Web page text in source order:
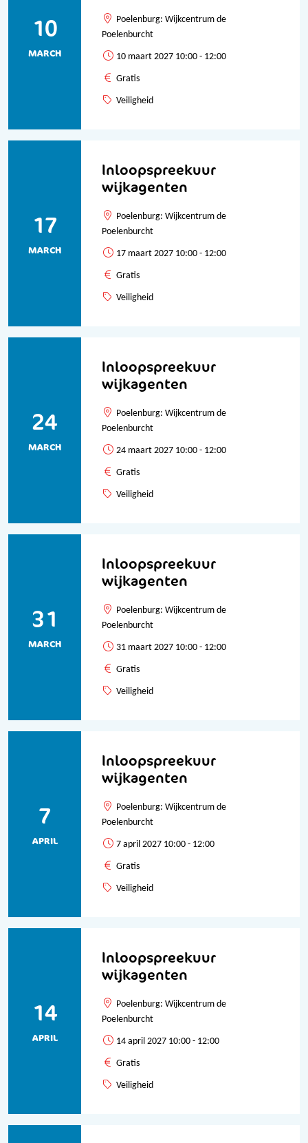
10
MARCH
Poelenburg: Wijkcentrum de
Poelenburcht
10 maart 2027 10:00 - 12:00
Gratis
Veiligheid
Inloopspreekuur
wijkagenten
17
MARCH
Poelenburg: Wijkcentrum de
Poelenburcht
17 maart 2027 10:00 - 12:00
Gratis
Veiligheid
Inloopspreekuur
wijkagenten
24
MARCH
Poelenburg: Wijkcentrum de
Poelenburcht
24 maart 2027 10:00 - 12:00
Gratis
Veiligheid
Inloopspreekuur
wijkagenten
31
MARCH
Poelenburg: Wijkcentrum de
Poelenburcht
31 maart 2027 10:00 - 12:00
Gratis
Veiligheid
Inloopspreekuur
wijkagenten
7
APRIL
Poelenburg: Wijkcentrum de
Poelenburcht
7 april 2027 10:00 - 12:00
Gratis
Veiligheid
Inloopspreekuur
wijkagenten
14
APRIL
Poelenburg: Wijkcentrum de
Poelenburcht
14 april 2027 10:00 - 12:00
Gratis
Veiligheid